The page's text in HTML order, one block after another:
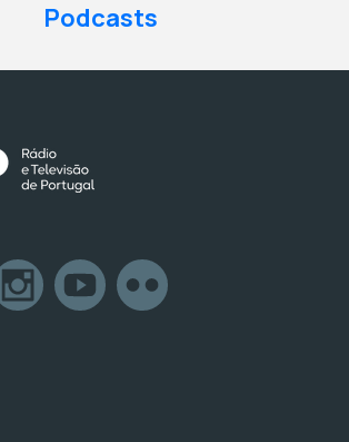
Podcasts